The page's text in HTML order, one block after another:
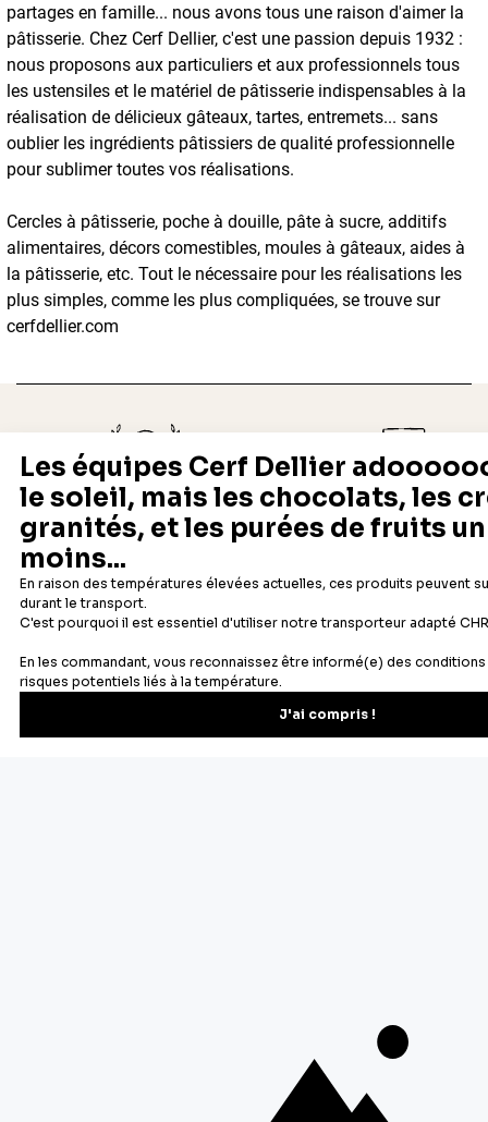
partages en famille... nous avons tous une raison d'aimer la
pâtisserie. Chez Cerf Dellier, c'est une passion depuis 1932 :
nous proposons aux particuliers et aux professionnels tous
les ustensiles et le matériel de pâtisserie indispensables à la
réalisation de délicieux gâteaux, tartes, entremets... sans
oublier les ingrédients pâtissiers de qualité professionnelle
pour sublimer toutes vos réalisations.
Cercles à pâtisserie, poche à douille, pâte à sucre, additifs
alimentaires, décors comestibles, moules à gâteaux, aides à
la pâtisserie, etc. Tout le nécessaire pour les réalisations les
plus simples, comme les plus compliquées, se trouve sur
cerfdellier.com
Depuis 1932
Fabricant français reconnu
Livraison rapide 24/48h
Offerte dès 69 € en point
Newsletter
Recevez les recettes, astuces et offres spéciales.